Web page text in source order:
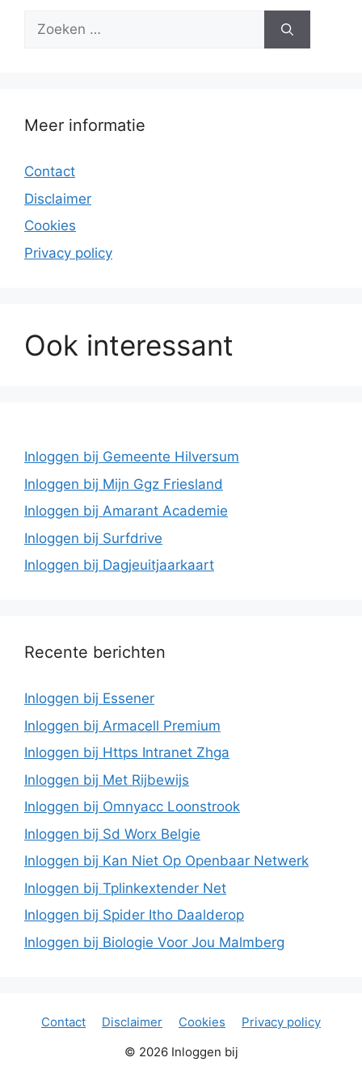
Zoek
Meer informatie
Contact
Disclaimer
Cookies
Privacy policy
Ook interessant
Inloggen bij Gemeente Hilversum
Inloggen bij Mijn Ggz Friesland
Inloggen bij Amarant Academie
Inloggen bij Surfdrive
Inloggen bij Dagjeuitjaarkaart
Recente berichten
Inloggen bij Essener
Inloggen bij Armacell Premium
Inloggen bij Https Intranet Zhga
Inloggen bij Met Rijbewijs
Inloggen bij Omnyacc Loonstrook
Inloggen bij Sd Worx Belgie
Inloggen bij Kan Niet Op Openbaar Netwerk
Inloggen bij Tplinkextender Net
Inloggen bij Spider Itho Daalderop
Inloggen bij Biologie Voor Jou Malmberg
Contact Disclaimer Cookies
Privacy policy
© 2026 Inloggen bij